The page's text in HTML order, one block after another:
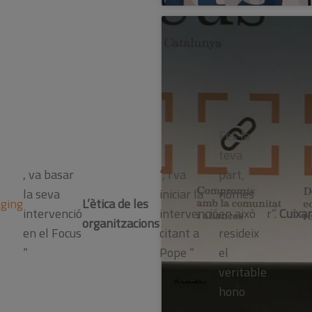
, va basar
la seva
intervenció
en el Focus
“
L’ètica de les
organitzacions
“, i va
iniciar la
intervenció
citant a
Pope “
Fes la
teva
part,
només
en això
resideix
el
veritable
hono
r”.